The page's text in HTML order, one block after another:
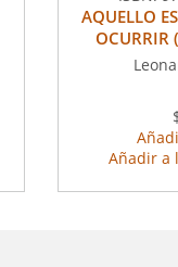
AQUELLO
Añadir a